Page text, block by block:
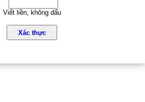
Viết liền, không dấu
Xác thực